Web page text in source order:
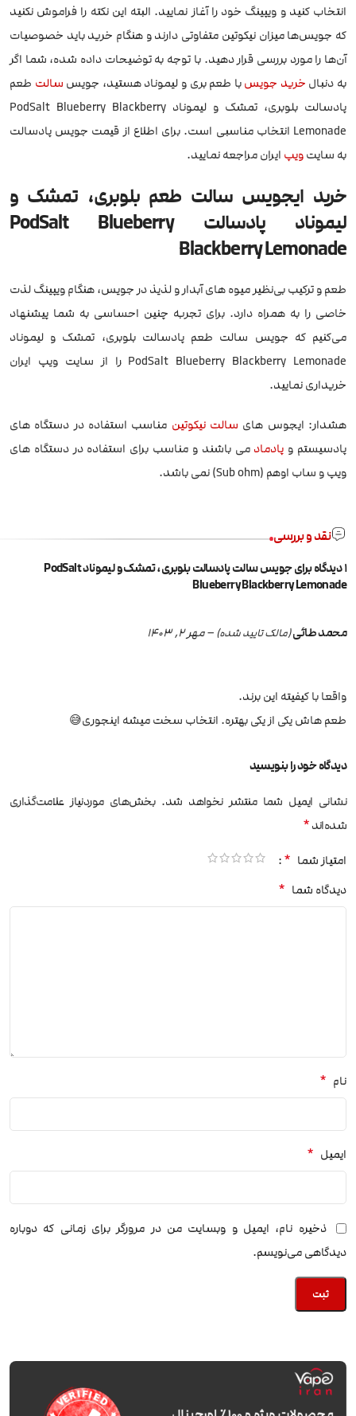
انتخاب کنید و ویپینگ خود را آغاز نمایید. البته این نکته را فراموش نکنید
که جویس‌ها میزان نیکوتین متفاوتی دارند و هنگام خرید باید خصوصیات
آن‌ها را مورد بررسی قرار دهید. با توجه به توضیحات داده شده، شما اگر
به دنبال خرید جویسبا طعم بری و لیموناد هستید، جویس سالت طعم
پادسالت بلوبری، تمشک و لیموناد PodSalt Blueberry Blackberry
Lemonade انتخاب مناسبی است. برای اطلاع از قیمت جویس پادسالت
به سایتویپ ایران مراجعه نمایید.
خرید ایجویس سالت طعم بلوبری، تمشک و
لیموناد پادسالت PodSalt Blueberry
Blackberry Lemonade
طعم و ترکیب بی‌نظیر میوه های آبدار و لذیذ در جویس، هنگام ویپینگ لذت
خاصی را به همراه دارد. برای تجربه چنین احساسی به شما پیشنهاد
می‌کنیم که جویس سالت طعم پادسالت بلوبری، تمشک و لیموناد
PodSalt Blueberry Blackberry Lemonade را از سایت ویپ ایران
خریداری نمایید.
هشدار: ایجوس های سالت نیکوتین مناسب استفاده در دستگاه های
پادسیستم و پادماد می باشند و مناسب برای استفاده در دستگاه های
ویپ و ساب اوهم (Sub ohm) نمی باشد.
نقد و بررسی
1 دیدگاه برای
جویس سالت پادسالت بلوبری، تمشک و لیموناد PodSalt
Blueberry Blackberry Lemonade
محمد طائی(مالک تایید شده) – مهر 2, 1403
واقعا با کیفیته این برند.
طعم هاش یکی از یکی بهتره. انتخاب سخت میشه اینجوری😅
دیدگاه خود را بنویسید
نشانی ایمیل شما منتشر نخواهد شد. بخش‌های موردنیاز علامت‌گذاری
شده‌اند*
امتیاز شما *
دیدگاه شما *
نام *
ایمیل *
ذخیره نام، ایمیل و وبسایت من در مرورگر برای زمانی که دوباره
دیدگاهی می‌نویسم.